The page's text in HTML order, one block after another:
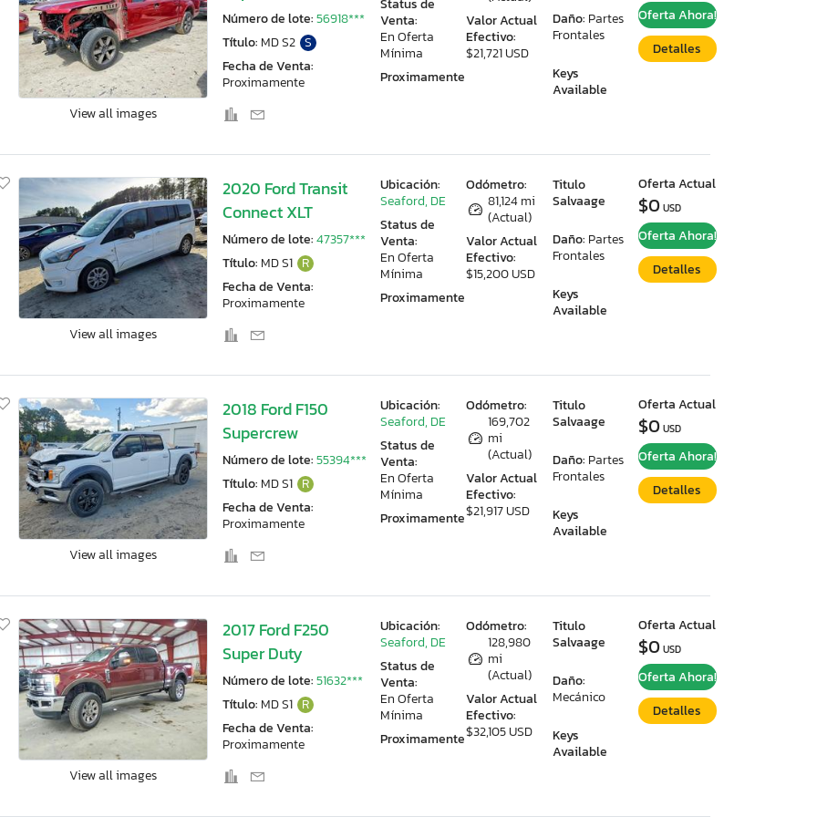
View all images
Número de lote:56918***
Título: MD S2 S
Fecha de Venta:
Proximamente
Valor Actual
Efectivo:
$21,721 USD
Daño: Partes
Frontales
Keys
Available
Venta:
En Oferta
Mínima
Proximamente
Oferta Ahora!
Detalles
View all images
2020 Ford Transit
Connect XLT
Número de lote:47357***
Título: MD S1 R
Fecha de Venta:
Proximamente
Odómetro:
81,124 mi
(Actual)
Valor Actual
Efectivo:
$15,200 USD
Titulo
Salvaage
Daño: Partes
Frontales
Keys
Available
Ubicación:
Seaford, DE
Status de
Venta:
En Oferta
Mínima
Proximamente
Oferta Actual
$0USD
Oferta Ahora!
Detalles
View all images
2018 Ford F150
Supercrew
Número de lote:55394***
Título: MD S1 R
Fecha de Venta:
Proximamente
Odómetro:
169,702
mi
(Actual)
Valor Actual
Efectivo:
$21,917 USD
Titulo
Salvaage
Daño: Partes
Frontales
Keys
Available
Ubicación:
Seaford, DE
Status de
Venta:
En Oferta
Mínima
Proximamente
Oferta Actual
$0USD
Oferta Ahora!
Detalles
View all images
2017 Ford F250
Super Duty
Número de lote:51632***
Título: MD S1 R
Fecha de Venta:
Proximamente
Odómetro:
128,980
mi
(Actual)
Valor Actual
Efectivo:
$32,105 USD
Titulo
Salvaage
Daño:
Mecánico
Keys
Available
Ubicación:
Seaford, DE
Status de
Venta:
En Oferta
Mínima
Proximamente
Oferta Actual
$0USD
Oferta Ahora!
Detalles